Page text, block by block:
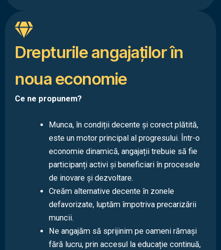
Drepturile angajaților în
noua economie
Ce ne propunem?
Munca, în condiții decente și corect plătită,
este un motor principal al progresului. Într-o
economie dinamică, angajații trebuie să fie
participanți activi și beneficiari în procesele
de inovare și dezvoltare.
Creăm alternative decente în zonele
defavorizate, luptăm împotriva precarizării
muncii.
Ne angajăm să sprijinim pe oameni rămași
fără lucru, prin accesul la educație continuă,